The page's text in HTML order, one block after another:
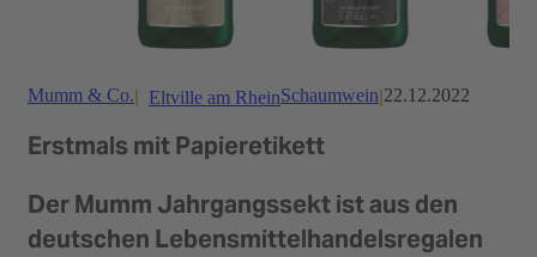
Mumm & Co. Eltville am RheinSchaumwein 22.12.2022
Erstmals mit Papieretikett
Der Mumm Jahrgangssekt ist aus den
deutschen Lebensmittelhandelsregalen